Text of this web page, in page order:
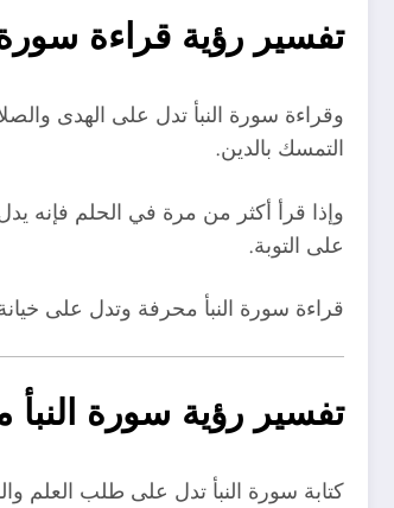
تفسير رؤية قراءة سورة
وقراءة سورة النبأ تدل على الهدى
التمسك بالدين.
وإذا قرأ أكثر من مرة في الحلم فإنه
على التوبة.
قراءة سورة النبأ محرفة وتدل على
تفسير رؤية سورة النبأ
كتابة سورة النبأ تدل على طلب العلم